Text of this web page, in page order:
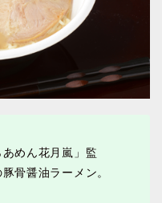
めん花月嵐」監
骨醤油ラーメン。